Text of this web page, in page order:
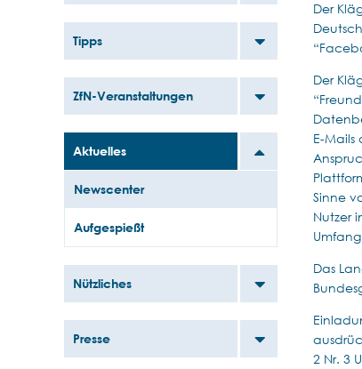
Tipps
ZfN-Veranstaltungen
Aktuelles
Newscenter
Aufgespießt
Nützliches
Presse
Der
Der
E-Mails
Sinne
Nutzer
Das
2 Nr. 3